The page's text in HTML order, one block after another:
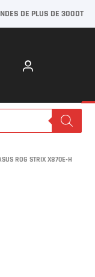
DE PLUS DE 300DT
ROG STRIX X870E-H